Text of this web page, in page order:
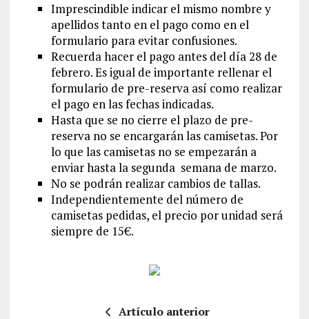
Imprescindible indicar el mismo nombre y
apellidos tanto en el pago como en el
formulario para evitar confusiones.
Recuerda hacer el pago antes del día 28 de
febrero. Es igual de importante rellenar el
formulario de pre-reserva así como realizar
el pago en las fechas indicadas.
Hasta que se no cierre el plazo de pre-
reserva no se encargarán las camisetas. Por
lo que las camisetas no se empezarán a
enviar hasta la segunda semana de marzo.
No se podrán realizar cambios de tallas.
Independientemente del número de
camisetas pedidas, el precio por unidad será
siempre de 15€.
Artículo anterior